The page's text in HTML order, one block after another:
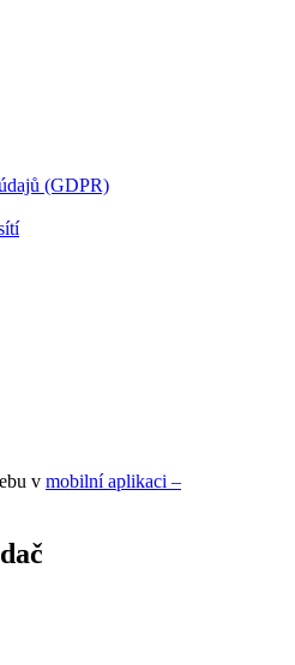
(GDPR)
v mobilní aplikaci –